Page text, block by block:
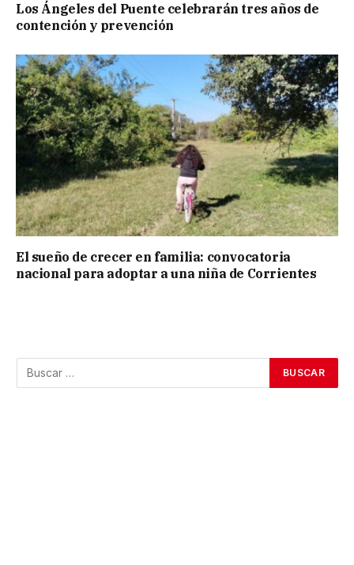
Los Ángeles del Puente celebrarán tres años de
contención y prevención
El sueño de crecer en familia: convocatoria
nacional para adoptar a una niña de Corrientes